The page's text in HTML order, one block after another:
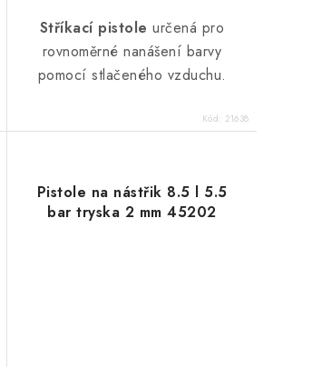
Stříkací pistole určená pro
rovnoměrné nanášení barvy
pomocí stlačeného vzduchu.
Kód: 21638
Pistole na nástřik 8.5 l 5.5
bar tryska 2 mm 45202